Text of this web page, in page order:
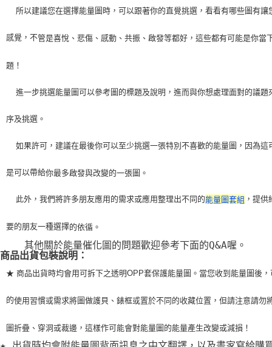
所以建議您在選擇能量圖時，可以跟著你的直覺挑選，看看有哪些圖有讓
感覺，不管是喜悅、悲傷、感動、共振、啟發等都好，這些都有可能是你當
題！
進一步挑選能量圖可以參考圖的標題及說明，進而與你想處理面對的議題
序及挑選。
如果許可，建議在最後你可以至少挑選一張特別不喜歡的能量圖，因為這
是可以帶給你最多啟發與改變的一張圖。
    此外，我們將許多朋友應用的需求或應用整理出不同的
能量圖套組 ，提供
要的朋友一種選擇的依循。
    其他關於能量催化圖的問題歡迎參考下面的Q&A喔。
商品出貨包裝說明：
★ 商品出貨時均會用可拆下之透明OPP套保護能量圖。當您收到能量圖後，
的使用習慣或需求將圖做護貝、錶框或置於不同的收藏位置，但請注意請勿
圖折疊、穿洞或裁邊，這樣作可能會對能量圖的能量產生改變或減損！